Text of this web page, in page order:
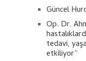
Güncel
Op. Dr.
tedavi,
etkiliyor”